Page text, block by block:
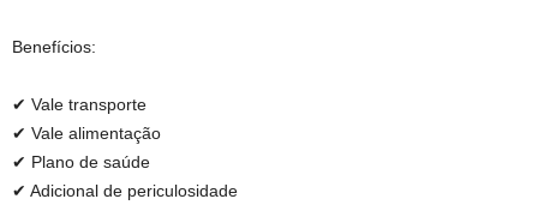
Benefícios:
✔ Vale transporte
✔ Vale alimentação
✔ Plano de saúde
✔ Adicional de periculosidade